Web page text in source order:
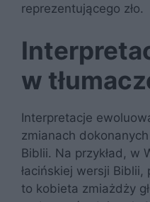
reprezentującego zło.
w
Interpretacje
zmianach
Biblii. Na przykład, w
łacińskiej wersji
to kobieta zmiażdży